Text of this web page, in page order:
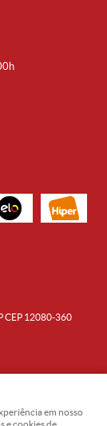
CEP 12080-360
0001-19
em nosso